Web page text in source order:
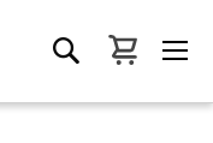
Mon